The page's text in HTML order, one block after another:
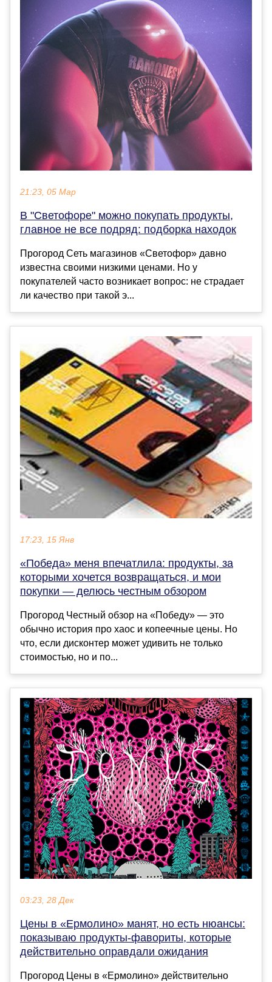
21:23, 05 Мар
В "Светофоре" можно покупать продукты,
главное не все подряд: подборка находок
Прогород Сеть магазинов «Светофор» давно
известна своими низкими ценами. Но у
покупателей часто возникает вопрос: не страдает
ли качество при такой э...
17:23, 15 Янв
«Победа» меня впечатлила: продукты, за
которыми хочется возвращаться, и мои
покупки — делюсь честным обзором
Прогород Честный обзор на «Победу» — это
обычно история про хаос и копеечные цены. Но
что, если дисконтер может удивить не только
стоимостью, но и по...
03:23, 28 Дек
Цены в «Ермолино» манят, но есть нюансы:
показываю продукты-фавориты, которые
действительно оправдали ожидания
Прогород Цены в «Ермолино» действительно